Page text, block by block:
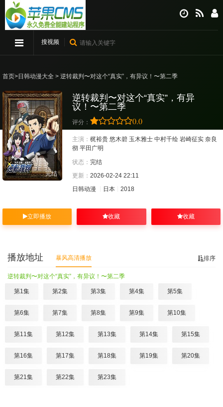
搜视频
首页>日韩动漫大全 > 逆转裁判〜对这个“真实”，有异议！〜第二季
完结
逆转裁判〜对这个“真实”，有异
议！〜第二季
评分： 0.0
主演： 梶裕贵 悠木碧 玉木雅士 中村千绘 岩崎征实 奈良
彻 平田广明
状态： 完结
更新： 2026-02-24 22:11
日韩动漫
日本 2018
立即播放 收藏 收藏
排序
播放地址 暴风高清播放
逆转裁判〜对这个“真实”，有异议！〜第二季
第1集 第2集 第3集 第4集 第5集
第6集 第7集 第8集 第9集 第10集
第11集 第12集 第13集 第14集 第15集
第16集 第17集 第18集 第19集 第20集
第21集 第22集 第23集